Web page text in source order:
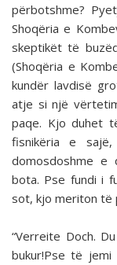
përbotshme?
Shoqëria e
skeptikët të
(Shoqëria e
kundër lavdisë
atje si një
paqe. Kjo duhet
fisnikëria e
domosdoshme e
bota. Pse fundi i
sot, kjo meriton të
“Verreite Doch.
bukur!Pse të jemi